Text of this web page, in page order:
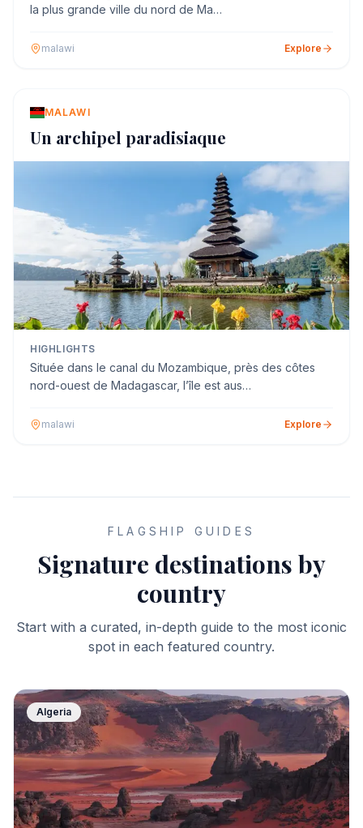
la plus grande ville du nord de Ma…
malawi Explore
MALAWI
Un archipel paradisiaque
HIGHLIGHTS
Située dans le canal du Mozambique, près des côtes
nord-ouest de Madagascar, l’île est aus…
malawi Explore
FLAGSHIP GUIDES
Signature destinations by
country
Start with a curated, in-depth guide to the most iconic
spot in each featured country.
Algeria